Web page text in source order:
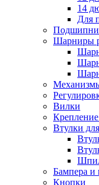
14
Для
Шарниры
Вилки
Крепление
Втулки
Бампера
Кнопки